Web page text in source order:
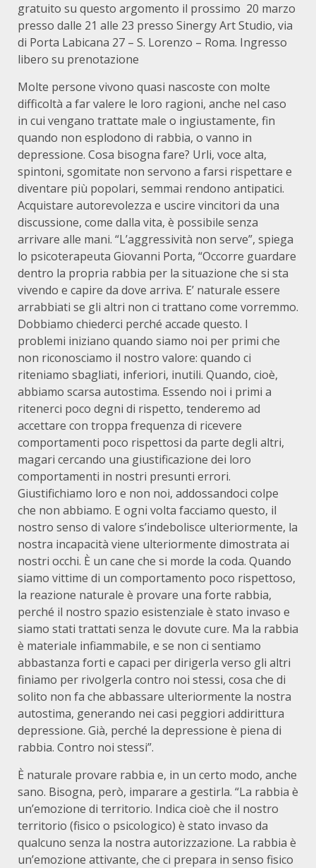
gratuito su questo argomento il prossimo 20 marzo
presso dalle 21 alle 23 presso Sinergy Art Studio, via
di Porta Labicana 27 – S. Lorenzo – Roma. Ingresso
libero su prenotazione
Molte persone vivono quasi nascoste con molte
difficoltà a far valere le loro ragioni, anche nel caso
in cui vengano trattate male o ingiustamente, fin
quando non esplodono di rabbia, o vanno in
depressione. Cosa bisogna fare? Urli, voce alta,
spintoni, sgomitate non servono a farsi rispettare e
diventare più popolari, semmai rendono antipatici.
Acquistare autorevolezza e uscire vincitori da una
discussione, come dalla vita, è possibile senza
arrivare alle mani. “L’aggressività non serve”, spiega
lo psicoterapeuta Giovanni Porta, “Occorre guardare
dentro la propria rabbia per la situazione che si sta
vivendo e capire da dove arriva. E’ naturale essere
arrabbiati se gli altri non ci trattano come vorremmo.
Dobbiamo chiederci perché accade questo. I
problemi iniziano quando siamo noi per primi che
non riconosciamo il nostro valore: quando ci
riteniamo sbagliati, inferiori, inutili. Quando, cioè,
abbiamo scarsa autostima. Essendo noi i primi a
ritenerci poco degni di rispetto, tenderemo ad
accettare con troppa frequenza di ricevere
comportamenti poco rispettosi da parte degli altri,
magari cercando una giustificazione dei loro
comportamenti in nostri presunti errori.
Giustifichiamo loro e non noi, addossandoci colpe
che non abbiamo. E ogni volta facciamo questo, il
nostro senso di valore s’indebolisce ulteriormente, la
nostra incapacità viene ulteriormente dimostrata ai
nostri occhi. È un cane che si morde la coda. Quando
siamo vittime di un comportamento poco rispettoso,
la reazione naturale è provare una forte rabbia,
perché il nostro spazio esistenziale è stato invaso e
siamo stati trattati senza le dovute cure. Ma la rabbia
è materiale infiammabile, e se non ci sentiamo
abbastanza forti e capaci per dirigerla verso gli altri
finiamo per rivolgerla contro noi stessi, cosa che di
solito non fa che abbassare ulteriormente la nostra
autostima, generando nei casi peggiori addirittura
depressione. Già, perché la depressione è piena di
rabbia. Contro noi stessi”.
È naturale provare rabbia e, in un certo modo, anche
sano. Bisogna, però, imparare a gestirla. “La rabbia è
un’emozione di territorio. Indica cioè che il nostro
territorio (fisico o psicologico) è stato invaso da
qualcuno senza la nostra autorizzazione. La rabbia è
un’emozione attivante, che ci prepara in senso fisico